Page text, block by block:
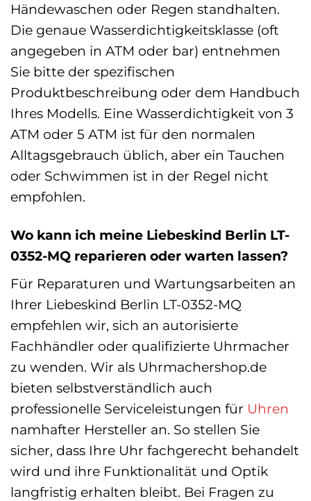
Händewaschen oder Regen standhalten.
Die genaue Wasserdichtigkeitsklasse (oft
angegeben in ATM oder bar) entnehmen
Sie bitte der spezifischen
Produktbeschreibung oder dem Handbuch
Ihres Modells. Eine Wasserdichtigkeit von 3
ATM oder 5 ATM ist für den normalen
Alltagsgebrauch üblich, aber ein Tauchen
oder Schwimmen ist in der Regel nicht
empfohlen.
Wo kann ich meine Liebeskind Berlin LT-
0352-MQ reparieren oder warten lassen?
Für Reparaturen und Wartungsarbeiten an
Ihrer Liebeskind Berlin LT-0352-MQ
empfehlen wir, sich an autorisierte
Fachhändler oder qualifizierte Uhrmacher
zu wenden. Wir als Uhrmachershop.de
bieten selbstverständlich auch
professionelle Serviceleistungen für Uhren
namhafter Hersteller an. So stellen Sie
sicher, dass Ihre Uhr fachgerecht behandelt
wird und ihre Funktionalität und Optik
langfristig erhalten bleibt. Bei Fragen zu